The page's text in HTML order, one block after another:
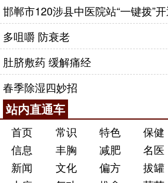
邯郸市120涉县中医院站“一键拨”
多咀嚼 防衰老
肚脐敷药 缓解痛经
春季除湿四妙招
站内直通车
首页 常识 特色 保健
信息
丰胸 减肥 名医
新闻
文化 偏方 拔罐